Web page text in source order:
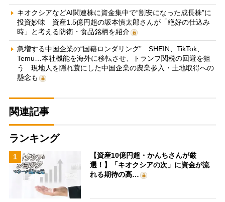
キオクシアなどAI関連株に資金集中で“割安になった成長株”に
投資妙味 資産1.5億円超の坂本慎太郎さんが「絶好の仕込み
時」と考える防衛・食品銘柄を紹介
急増する中国企業の“国籍ロンダリング” SHEIN、TikTok、
Temu…本社機能を海外に移転させ、トランプ関税の回避を狙
う 現地人を隠れ蓑にした中国企業の農業参入・土地取得への
懸念も
関連記事
ランキング
1
【資産10億円超・かんちさんが厳
選！】「キオクシアの次」に資金が流
れる期待の高…